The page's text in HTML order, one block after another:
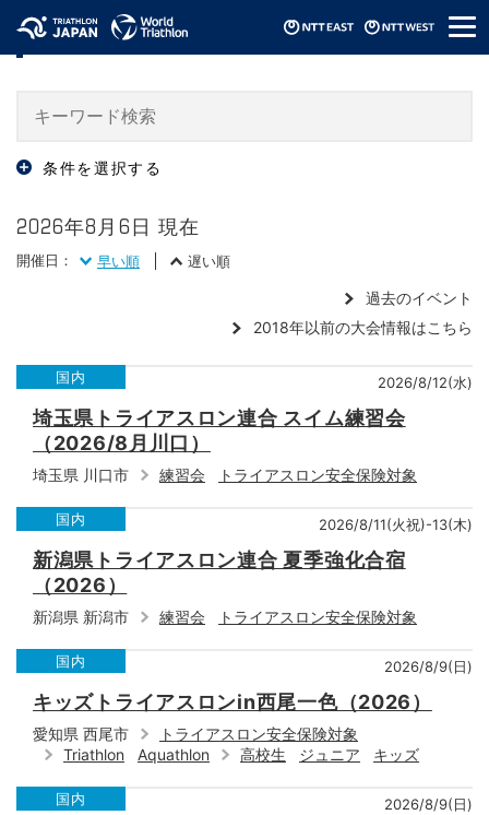
メ
ニ
大会・イベント情報 / Events
条件を選択する
2026年8月6日 現在
開催日：
早い順 遅い順
過去のイベント
2018年以前の大会情報はこちら
国内 2026/8/12(水)
埼玉県トライアスロン連合 スイム練習会
（2026/8月川口）
埼玉県 川口市 練習会 トライアスロン安全保険対象
国内 2026/8/11(火祝)-13(木)
新潟県トライアスロン連合 夏季強化合宿
（2026）
新潟県 新潟市 練習会 トライアスロン安全保険対象
国内 2026/8/9(日)
キッズトライアスロンin西尾一色（2026）
愛知県 西尾市
トライアスロン安全保険対象
Triathlon
Aquathlon 高校生 ジュニア キッズ
国内 2026/8/9(日)